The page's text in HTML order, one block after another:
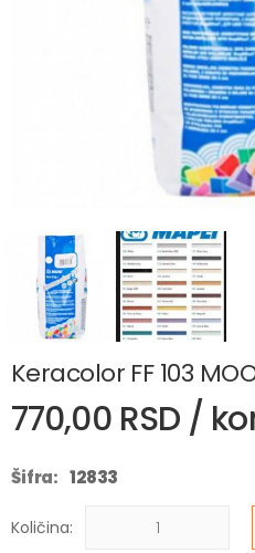
Keracolor FF 103
770,00 RSD /
Šifra: 12833
Količina: